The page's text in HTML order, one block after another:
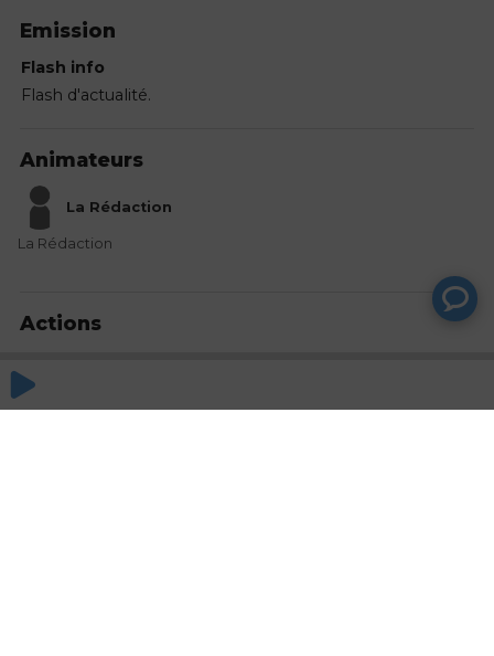
Emission
Flash info
Flash d'actualité.
Animateurs
La Rédaction
La Rédaction
Actions